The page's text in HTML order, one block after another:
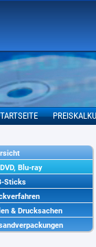
Blu-ray
Sticks
& Drucksachen